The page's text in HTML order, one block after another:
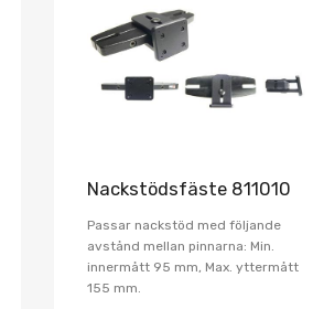
Nackstödsfäste 811010
Passar nackstöd med följande
avstånd mellan pinnarna: Min.
innermått 95 mm, Max. yttermått
155 mm.